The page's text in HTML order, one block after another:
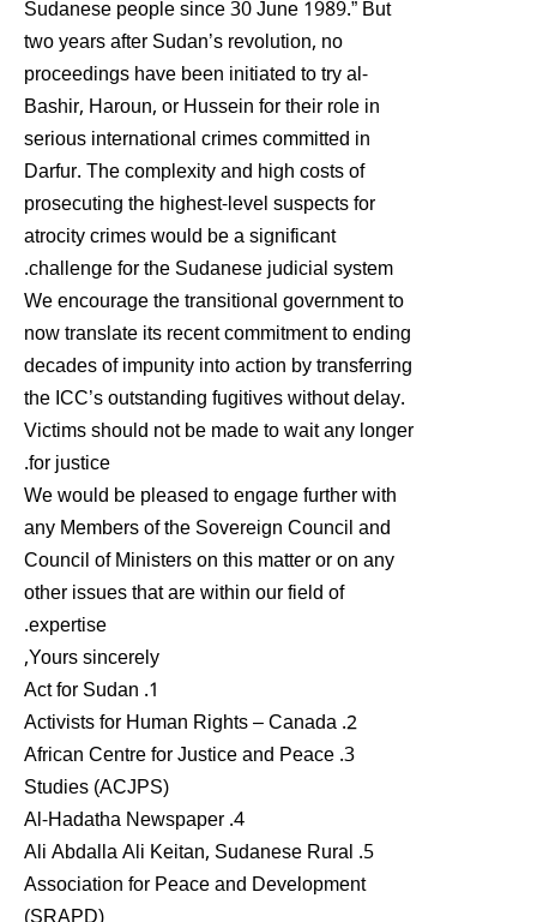
Sudanese people since 30 June 1989.” But
two years after Sudan’s revolution, no
proceedings have been initiated to try al-
Bashir, Haroun, or Hussein for their role in
serious international crimes committed in
Darfur. The complexity and high costs of
prosecuting the highest-level suspects for
atrocity crimes would be a significant
challenge for the Sudanese judicial system.
We encourage the transitional government to
now translate its recent commitment to ending
decades of impunity into action by transferring
the ICC’s outstanding fugitives without delay.
Victims should not be made to wait any longer
for justice.
We would be pleased to engage further with
any Members of the Sovereign Council and
Council of Ministers on this matter or on any
other issues that are within our field of
expertise.
Yours sincerely,
1. Act for Sudan
2. Activists for Human Rights – Canada
3. African Centre for Justice and Peace
Studies (ACJPS)
4. Al-Hadatha Newspaper
5. Ali Abdalla Ali Keitan, Sudanese Rural
Association for Peace and Development